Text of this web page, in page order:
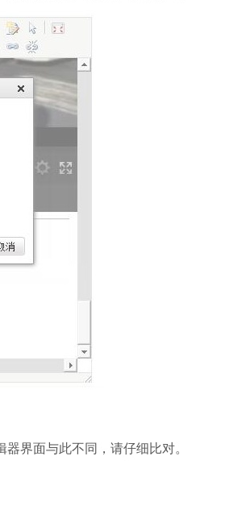
界面与此不同，请仔细比对。